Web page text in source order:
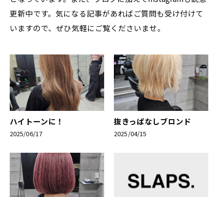
更新中です。気になる記事があればご質問も受け付けて
いますので、ぜひ気軽にご覧くださいませ。
ハイトーンに！
2025/06/17
抜きっぱなしブロンド
2025/04/15